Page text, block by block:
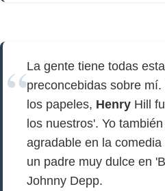
La gente tiene todas
preconcebidas sobre
los papeles, Henry Hill
los nuestros'. Yo
agradable en la
un padre muy dulce en
Johnny Depp.